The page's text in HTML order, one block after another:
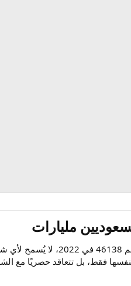
مليارات​
منذ صدور قرار وزارة
فقط، بل تتعاقد حصريًا مع